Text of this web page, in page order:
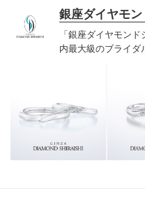
銀座ダイヤモ
「銀座ダイヤモン
内最大級のブライダ
では国内最大級の
揃え、ふたりの「
足の選択ができる
様にご満足いただけ
のクオリティや購入
頭でお確かめくださ